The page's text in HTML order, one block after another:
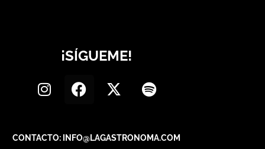
¡SÍGUEME!
CONTACTO: INFO@LAGASTRONOMA.COM